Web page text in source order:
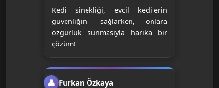
Kedi sinekliği, evcil kedilerin
güvenliğini sağlarken, onlara
özgürlük sunmasıyla harika bir
çözüm!
Furkan Özkaya